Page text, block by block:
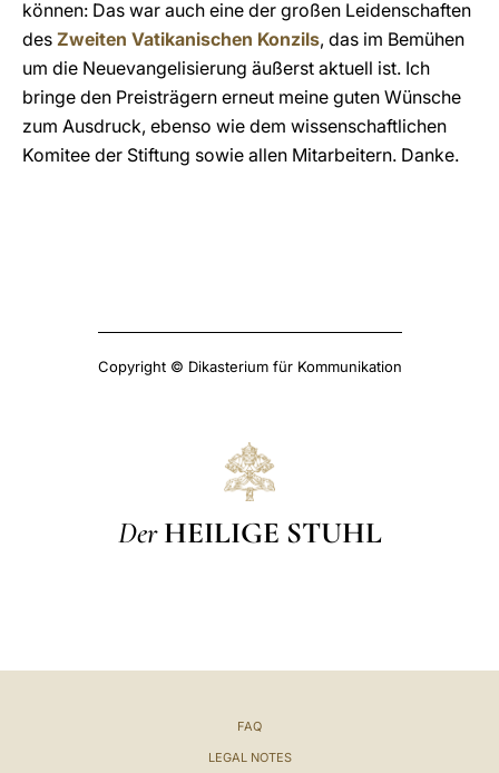
können: Das war auch eine der großen Leidenschaften
des Zweiten Vatikanischen Konzils, das im Bemühen
um die Neuevangelisierung äußerst aktuell ist. Ich
bringe den Preisträgern erneut meine guten Wünsche
zum Ausdruck, ebenso wie dem wissenschaftlichen
Komitee der Stiftung sowie allen Mitarbeitern. Danke.
Copyright © Dikasterium für Kommunikation
Der HEILIGE STUHL
FAQ
LEGAL NOTES